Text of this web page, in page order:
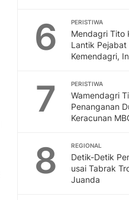
6 PERISTIWA
Mendagri Tito
Lantik Pejabat
Kemendagri,
7 PERISTIWA
Wamendagri
Penanganan
Keracunan
8 REGIONAL
Detik-Detik
usai Tabrak
Juanda